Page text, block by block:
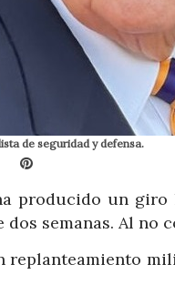
de seguridad y defensa.
Pinterest
producido un
dos semanas. Al no
replanteamiento